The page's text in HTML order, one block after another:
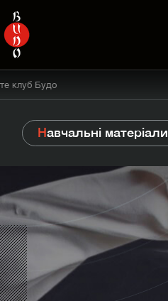
клуб Будо
Навчальні матеріали